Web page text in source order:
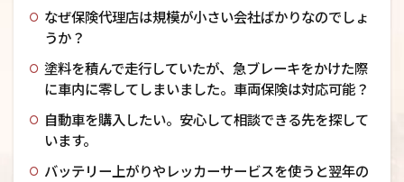
なぜ保険代理店は規模が小さい会社ばかりなのでしょ
うか？
塗料を積んで走行していたが、急ブレーキをかけた際
に車内に零してしまいました。車両保険は対応可能？
自動車を購入したい。安心して相談できる先を探して
います。
バッテリー上がりやレッカーサービスを使うと翌年の